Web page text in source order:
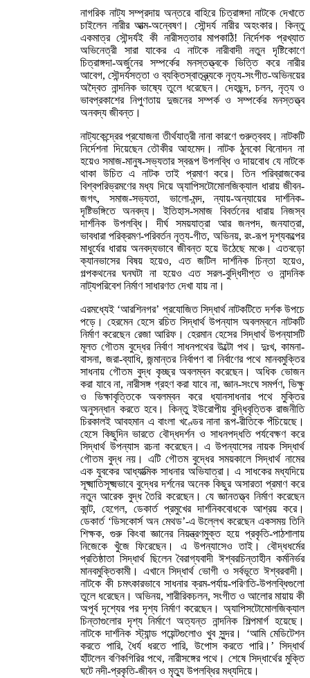
নাগরিক নাট্য সম্প্রদায় অন্তরে বাহিরে চিত্রাঙ্গদা নাটকে দেখাতে
চাইলেন নারীর আত্ম-অন্বেষণ। সৌন্দর্য নারীর অহংকার। কিন্তু
একমাত্র সৌন্দর্যই কী নারীসত্তার মাপকাঠি! নির্দেশক প্রখ্যাত
অভিনেত্রী সারা যাকের এ নাটকে নারীবাদী নতুন দৃষ্টিকোণে
চিত্রাঙ্গদা-অর্জুনের সম্পর্কের মনস্তত্ত্বকে ভিত্তি করে নারীর
আবেগ, সৌন্দর্যসত্তা ও ব্যক্তিস্বাতন্ত্র্যকে নৃত্য-সংগীত-অভিনয়ের
অদ্বৈত নান্দনিক ভাষ্যে তুলে ধরেছেন। দেহছন্দ, চলন, নৃত্য ও
ভাবপ্রকাশের নিপুণতায় দুজনের সম্পর্ক ও সম্পর্কের মনস্তত্ত্ব
অনবদ্য জীবন্ত।
নাট্যকেন্দ্রের প্রযোজনা তীর্থযাত্রী নানা কারণে গুরুত্ববহ। নাটকটি
নির্দেশনা দিয়েছেন তৌকীর আহমেদ। নাটক ঠুনকো বিনোদন না
হয়েও সমাজ-মানুষ-সভ্যতার স্বরূপ উপলব্ধি ও দায়বোধ যে নাটকে
থাকা উচিত এ নাটক তাই প্রমাণ করে। তিন পরিব্রাজকের
বিশ্বপরিভ্রমণের মধ্য দিয়ে অ্যাপিসটোমোলজিক্যাল ধারায় জীবন-
জগৎ, সমাজ-সভ্যতা, ভালো-মন্দ, ন্যায়-অন্যায়ের দার্শনিক-
দৃষ্টিভঙ্গিতে অনবদ্য। ইতিহাস-সমাজ বিবর্তনের ধারায় নিজস্ব
দার্শনিক উপলব্ধি। দীর্ঘ সময়যাত্রা আর জনপদ, জনযাত্রা,
ভাবধারা পরিক্রমণ-পরিবর্তন নৃত্য-গীত, অভিনয়, রং-রূপ দৃশ্যকল্পের
মাধুর্যের ধারায় অনবদ্যভাবে জীবন্ত হয়ে উঠেছে মঞ্চে। এতবড়ো
ক্যানভাসের বিষয় হয়েও, এত জটিল দার্শনিক চিন্তা হয়েও,
গল্পকথনের ঘনঘটা না হয়েও এত সরল-বুদ্ধিদীপ্ত ও নান্দনিক
নাট্যপরিবেশ নির্মাণ সাধারণত দেখা যায় না।
এরমধ্যেই ‘আরশিনগর’ প্রযোজিত সিদ্ধার্থ নাটকটিতে দর্শক উপচে
পড়ে। হেরমেন হেসে রচিত সিদ্ধার্থ উপন্যাস অবলম্বনে নাটকটি
নির্মাণ করেছেন রেজা আরিফ। হেরমান হেসের সিদ্ধার্থ উপন্যাসটি
মূলত গৌতম বুদ্ধের নির্বাণ সাধনপথের উল্টো পথ। দুঃখ, কামনা-
বাসনা, জরা-ব্যাধি, জন্মান্তর নির্বাপণ বা নির্বাণের পথে মানবমুক্তির
সাধনায় গৌতম বুদ্ধ কৃচ্ছ্র অবলম্বন করেছেন। অধিক ভোজন
করা যাবে না, নারীসঙ্গ গ্রহণ করা যাবে না, জ্ঞান-সংঘে সমর্পণ, ভিক্ষু
ও ভিক্ষাবৃত্তিকে অবলম্বন করে ধ্যানসাধনার পথে মুক্তির
অনুসন্ধান করতে হবে। কিন্তু ইউরোপীয় বুদ্ধিবৃত্তিক রাজনীতি
চিরকালই আবহমান এ বাংলা খণ্ডের নানা রূপ-রীতিকে পঁচিয়েছে।
হেসে কিছুদিন ভারতে বৌদ্ধদর্শন ও সাধনপদ্ধতি পর্যবেক্ষণ করে
সিদ্ধার্থ উপন্যাস রচনা করেছেন। এ উপন্যাসের নায়ক সিদ্ধার্থ
গৌতম বুদ্ধ নয়। এটি গৌতম বুদ্ধের সময়কালে সিদ্ধার্থ নামের
এক যুবকের আধ্যাত্মিক সাধনার অভিযাত্রা। এ সাধকের মধ্যদিয়ে
সূক্ষ্মাতিসূক্ষ্মভাবে বুদ্ধের দর্শনের অনেক কিছুর অসারতা প্রমাণ করে
নতুন আরেক বুদ্ধ তৈরি করেছেন। যে জ্ঞানতত্ত্ব নির্মাণ করেছেন
কান্ট, হেগেল, ডেকার্ত প্রমুখের দার্শনিকবোধকে আশ্রয় করে।
ডেকার্ত ‘ডিসকোর্স অন মেথড’-এ উল্লেখ করেছেন একসময় তিনি
শিক্ষক, গুরু কিংবা জ্ঞানের নিয়ন্ত্রণমুক্ত হয়ে প্রকৃতি-পাঠশালায়
নিজেকে খুঁজে ফিরেছেন। এ উপন্যাসেও তাই। বৌদ্ধধর্মের
প্রতিষ্ঠাতা সিদ্ধার্থ ছিলেন বৈরাগ্যবাদী ঈশ্বরচিন্তাহীন কর্মনির্ভর
মানবমুক্তিকামী। এখানে সিদ্ধার্থ ভোগী ও সর্বভূতে ঈশ্বরবাদী।
নাটকে কী চমৎকারভাবে সাধনার ক্রম-পর্যায়-পরিণতি-উপলব্ধিগুলো
তুলে ধরেছেন। অভিনয়, শারীরিকচলন, সংগীত ও আলোর মায়ায় কী
অপূর্ব দৃশ্যের পর দৃশ্য নির্মাণ করেছেন। অ্যাপিসটোমোলজিক্যাল
চিন্তাগুলোর দৃশ্য নির্মাণে অত্যন্ত নান্দনিক শিল্পমার্গ হয়েছে।
নাটকে দার্শনিক স্ট্যান্ড পয়েন্টগুলোও খুব সুন্দর। ‘আমি মেডিটেশন
করতে পারি, ধৈর্য ধরতে পারি, উপোস করতে পারি।’ সিদ্ধার্থ
হাঁটলেন বণিকগিরির পথে, নারীসঙ্গের পথে। শেষে সিদ্ধার্থের মুক্তি
ঘটে নদী-প্রকৃতি-জীবন ও মৃত্যু উপলব্ধির মধ্যদিয়ে।